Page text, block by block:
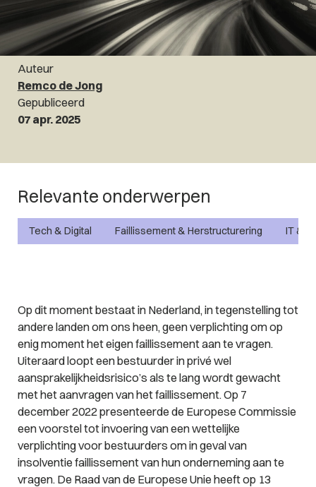
Auteur
Remco de Jong
Gepubliceerd
07 apr. 2025
Relevante onderwerpen
Tech & Digital Faillissement & Herstructurering IT &
Op dit moment bestaat in Nederland, in tegenstelling tot
andere landen om ons heen, geen verplichting om op
enig moment het eigen faillissement aan te vragen.
Uiteraard loopt een bestuurder in privé wel
aansprakelijkheidsrisico’s als te lang wordt gewacht
met het aanvragen van het faillissement. Op 7
december 2022 presenteerde de Europese Commissie
een voorstel tot invoering van een wettelijke
verplichting voor bestuurders om in geval van
insolventie faillissement van hun onderneming aan te
vragen. De Raad van de Europese Unie heeft op 13